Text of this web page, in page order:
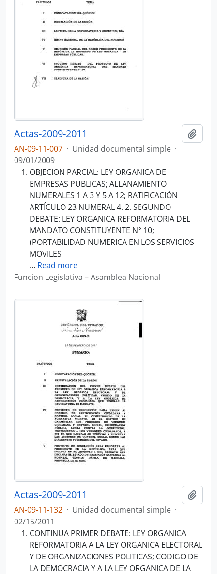
Actas-2009-2011
AN-09-11-007 · Unidad documental simple ·
09/01/2009
OBJECION PARCIAL: LEY ORGANICA DE
EMPRESAS PUBLICAS; ALLANAMIENTO
NUMERALES 1 A 3 Y 5 A 12; RATIFICACIÓN
ARTÍCULO 23 NUMERAL 4. 2. SEGUNDO
DEBATE: LEY ORGANICA REFORMATORIA DEL
MANDATO CONSTITUYENTE N° 10;
(PORTABILIDAD NUMERICA EN LOS SERVICIOS
MOVILES
… Read more
Funcion Legislativa – Asamblea Nacional
Actas-2009-2011
AN-09-11-132 · Unidad documental simple ·
02/15/2011
CONTINUA PRIMER DEBATE: LEY ORGANICA
REFORMATORIA A LA LEY ORGANICA ELECTORAL
Y DE ORGANIZACIONES POLITICAS; CODIGO DE
LA DEMOCRACIA Y A LA LEY ORGANICA DE LA